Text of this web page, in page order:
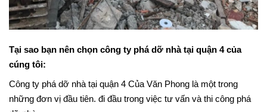
Tại sao bạn nên chọn công ty phá dỡ nhà tại quận 4 của
cúng tôi:
Công ty phá dỡ nhà tại quận 4 Của Văn Phong là một trong
những đơn vị đầu tiên. đi đầu trong việc tư vấn và thi công phá